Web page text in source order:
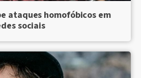
ataques homofóbicos em
sociais